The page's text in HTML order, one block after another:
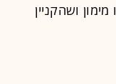
ושהקניין